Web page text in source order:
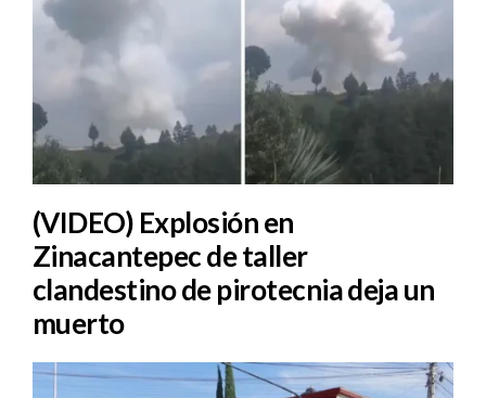
(VIDEO) Explosión en
Zinacantepec de taller
clandestino de pirotecnia deja un
muerto